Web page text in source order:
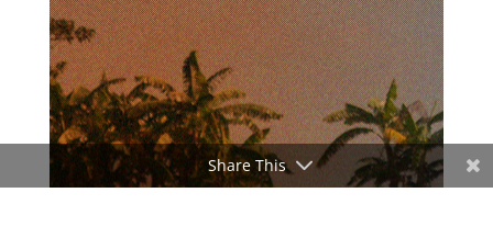
Share This